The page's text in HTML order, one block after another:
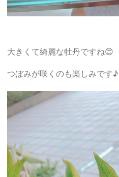
大きくて綺麗な牡丹ですね😊
つぼみが咲くのも楽しみです♪